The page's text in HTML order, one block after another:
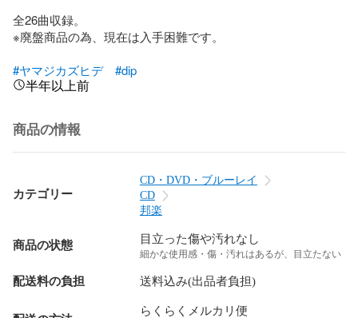
全26曲収録。
※廃盤商品の為、現在は入手困難です。
#ヤマジカズヒデ
#dip
半年以上前
商品の情報
カテゴリー
CD・DVD・ブルーレイ
CD
邦楽
商品の状態 目立った傷や汚れなし
細かな使用感・傷・汚れはあるが、目立たない
配送料の負担 送料込み(出品者負担)
らくらくメルカリ便